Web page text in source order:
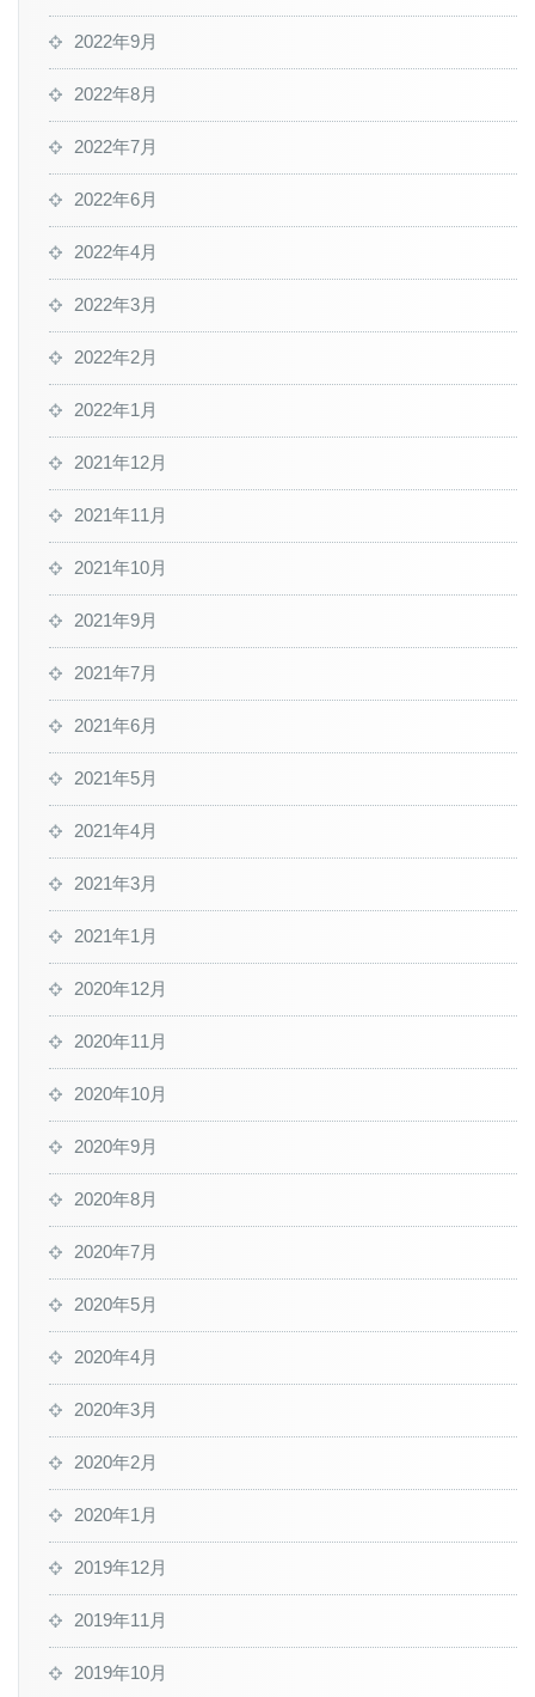
2022年9月
2022年8月
2022年7月
2022年6月
2022年4月
2022年3月
2022年2月
2022年1月
2021年12月
2021年11月
2021年10月
2021年9月
2021年7月
2021年6月
2021年5月
2021年4月
2021年3月
2021年1月
2020年12月
2020年11月
2020年10月
2020年9月
2020年8月
2020年7月
2020年5月
2020年4月
2020年3月
2020年2月
2020年1月
2019年12月
2019年11月
2019年10月